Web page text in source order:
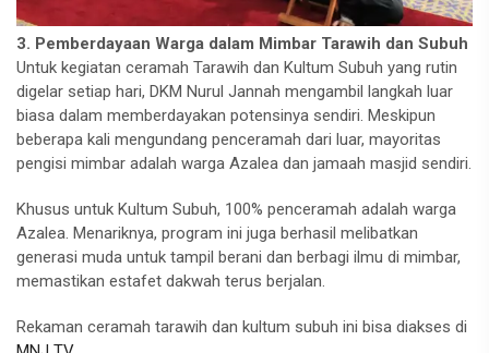
3. Pemberdayaan Warga dalam Mimbar Tarawih dan Subuh
Untuk kegiatan ceramah Tarawih dan Kultum Subuh yang rutin
digelar setiap hari, DKM Nurul Jannah mengambil langkah luar
biasa dalam memberdayakan potensinya sendiri. Meskipun
beberapa kali mengundang penceramah dari luar, mayoritas
pengisi mimbar adalah warga Azalea dan jamaah masjid sendiri.
Khusus untuk Kultum Subuh, 100% penceramah adalah warga
Azalea. Menariknya, program ini juga berhasil melibatkan
generasi muda untuk tampil berani dan berbagi ilmu di mimbar,
memastikan estafet dakwah terus berjalan.
Rekaman ceramah tarawih dan kultum subuh ini bisa diakses di